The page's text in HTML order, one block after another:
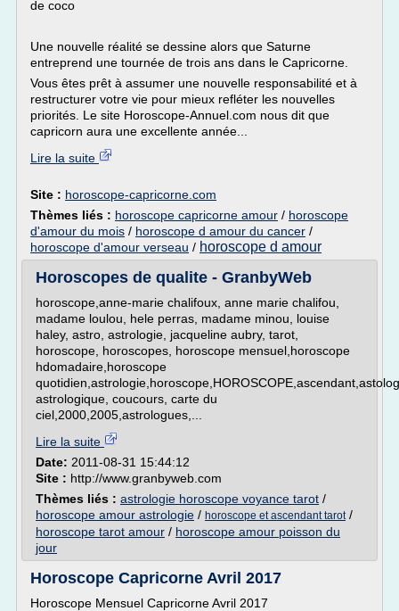
de coco
Une nouvelle réalité se dessine alors que Saturne
entreprend une tournée de trois ans dans le Capricorne.
Vous êtes prêt à assumer une nouvelle responsabilité et à
restructurer votre vie pour mieux refléter les nouvelles
priorités. Le site Horoscope-Annuel.com nous dit que
capricorn aura une excellente année...
Lire la suite
Site : horoscope-capricorne.com
Thèmes liés : horoscope capricorne amour / horoscope
d'amour du mois / horoscope d amour du cancer /
horoscope d'amour verseau / horoscope d amour
Horoscopes de qualite - GranbyWeb
horoscope,anne-marie chalifoux, anne marie chalifou,
madame loulou, hele perras, madame minou, louise
haley, astro, astrologie, jacqueline aubry, tarot,
horoscope, horoscopes, horoscope mensuel,horoscope
hdomadaire,horoscope
astrologique, coucours, carte du
ciel,2000,2005,astrologues,...
Lire la suite
Date: 2011-08-31 15:44:12
Site : http://www.granbyweb.com
Thèmes liés : astrologie horoscope voyance tarot /
horoscope amour astrologie / horoscope et ascendant tarot/
horoscope tarot amour / horoscope amour poisson du
jour
Horoscope Capricorne Avril 2017
Horoscope Mensuel Capricorne Avril 2017